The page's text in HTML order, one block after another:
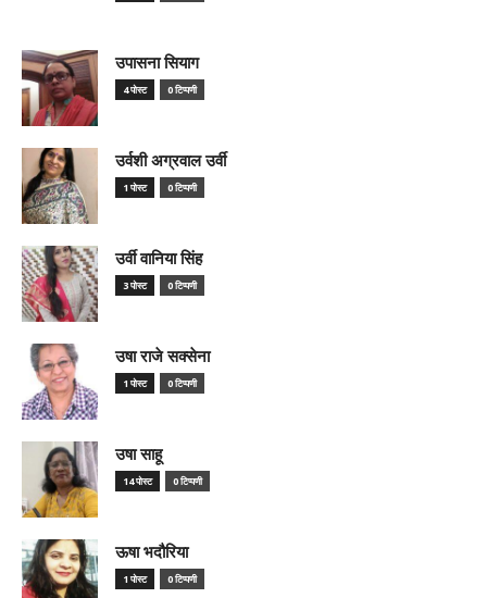
उपासना सियाग
4 पोस्ट 0 टिप्पणी
उर्वशी अग्रवाल उर्वी
1 पोस्ट 0 टिप्पणी
उर्वी वानिया सिंह
3 पोस्ट 0 टिप्पणी
उषा राजे सक्सेना
1 पोस्ट 0 टिप्पणी
उषा साहू
14 पोस्ट 0 टिप्पणी
ऊषा भदौरिया
1 पोस्ट 0 टिप्पणी